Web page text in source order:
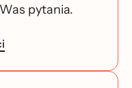
pytania.